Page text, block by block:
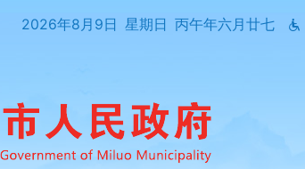
2026年8月9日 星期日 丙午年六月廿七